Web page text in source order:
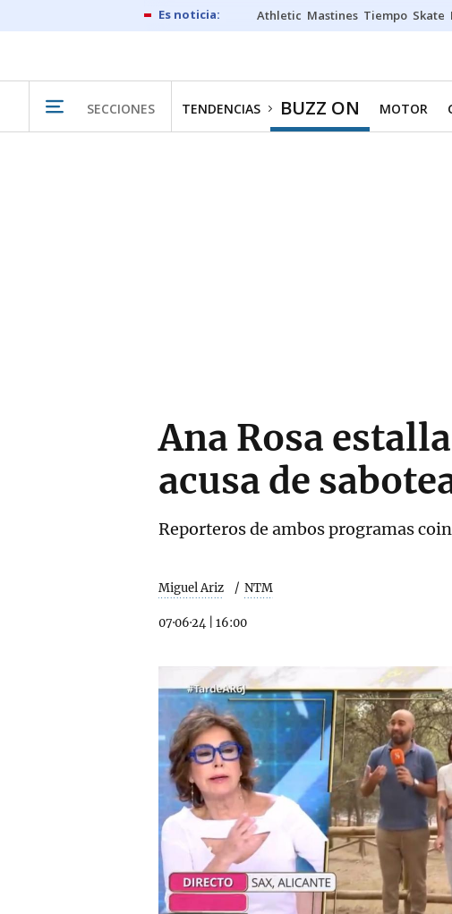
Athletic Mastines Tiempo Skate
SECCIONES TENDENCIAS BUZZ ON MOTOR
Ana Rosa
acusa de
Reporteros de ambos programas
Miguel Ariz NTM
07·06·24 16:00